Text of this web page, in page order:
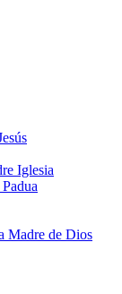
Iglesia
Madre de Dios